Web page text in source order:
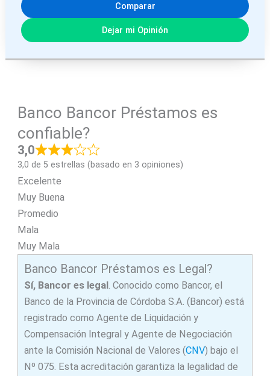
Comparar
Dejar mi Opinión
Banco Bancor Préstamos es
confiable?
3,0
3,0 de 5 estrellas (basado en 3 opiniones)
Excelente
Muy Buena
Promedio
Mala
Muy Mala
Banco Bancor Préstamos es Legal?
Sí, Bancor es legal. Conocido como Bancor, el
Banco de la Provincia de Córdoba S.A. (Bancor) está
registrado como Agente de Liquidación y
Compensación Integral y Agente de Negociación
ante la Comisión Nacional de Valores (CNV) bajo el
Nº 075. Esta acreditación garantiza la legalidad de